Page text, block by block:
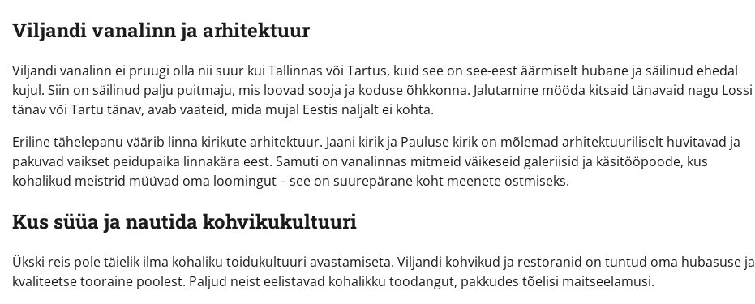
Viljandi vanalinn ja arhitektuur
Viljandi vanalinn ei pruugi olla nii suur kui Tallinnas või Tartus, kuid see on see-eest äärmiselt hubane ja säilinud ehedal
kujul. Siin on säilinud palju puitmaju, mis loovad sooja ja koduse õhkkonna. Jalutamine mööda kitsaid tänavaid nagu Lossi
tänav või Tartu tänav, avab vaateid, mida mujal Eestis naljalt ei kohta.
Eriline tähelepanu väärib linna kirikute arhitektuur. Jaani kirik ja Pauluse kirik on mõlemad arhitektuuriliselt huvitavad ja
pakuvad vaikset peidupaika linnakära eest. Samuti on vanalinnas mitmeid väikeseid galeriisid ja käsitööpoode, kus
kohalikud meistrid müüvad oma loomingut – see on suurepärane koht meenete ostmiseks.
Kus süüa ja nautida kohvikukultuuri
Ükski reis pole täielik ilma kohaliku toidukultuuri avastamiseta. Viljandi kohvikud ja restoranid on tuntud oma hubasuse ja
kvaliteetse tooraine poolest. Paljud neist eelistavad kohalikku toodangut, pakkudes tõelisi maitseelamusi.